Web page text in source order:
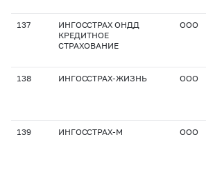
137
ИНГОССТРАХ ОНДД
КРЕДИТНОЕ
СТРАХОВАНИЕ
ООО
138 ИНГОССТРАХ-ЖИЗНЬ ООО
139 ИНГОССТРАХ-М ООО